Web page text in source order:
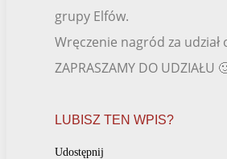
grupy Elfów.
Wręczenie nagród za
ZAPRASZAMY DO UDZIAŁU
LUBISZ TEN WPIS?
Udostępnij